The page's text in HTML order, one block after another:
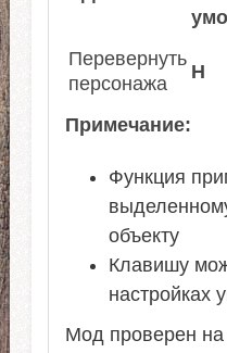
Перевернуть
персонажа
H
Примечание:
Функция
объекту
Клавишу
настройках
Мод проверен на